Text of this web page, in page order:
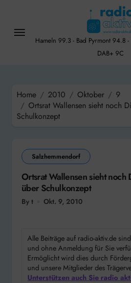
content
Hameln 99.3 - Bad Pyrmont 94.8
DAB+ 9C
Home 2010 Oktober
9
Ortsrat Wallensen sieht noch
Schulkonzept
Salzhemmendorf
Ortsrat Wallensen sieht noch
über Schulkonzept
By t Okt. 9, 2010
Alle Beiträge auf radio-aktiv.de
und ohne Anmeldung für Sie
Ermöglicht wird dies durch
und unsere Mitglieder des
Unterstützen auch Sie radio